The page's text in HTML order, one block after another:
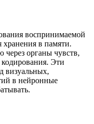
воспринимаемой
в памяти.
органы чувств,
кодирования. Эти
визуальных,
в нейронные